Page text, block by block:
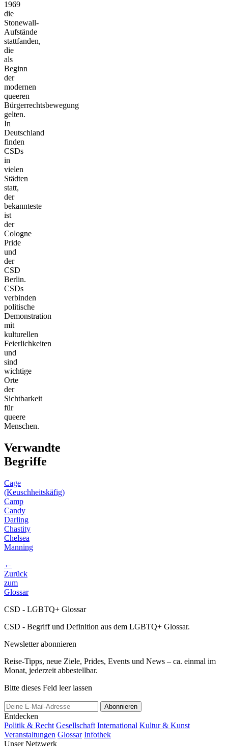
1969
die
Stonewall-
Aufstände
stattfanden,
die
als
Beginn
der
modernen
queeren
Bürgerrechtsbewegung
gelten.
In
Deutschland
finden
CSDs
in
vielen
Städten
statt,
der
bekannteste
ist
der
Cologne
Pride
und
der
CSD
Berlin.
CSDs
verbinden
politische
Demonstration
mit
kulturellen
Feierlichkeiten
und
sind
wichtige
Orte
der
Sichtbarkeit
für
queere
Menschen.
Verwandte
Begriffe
Cage
(Keuschheitskäfig)
Camp
Candy
Darling
Chastity
Chelsea
Manning
←
Zurück
zum
Glossar
CSD - LGBTQ+ Glossar
CSD - Begriff und Definition aus dem LGBTQ+ Glossar.
Newsletter abonnieren
Reise-Tipps, neue Ziele, Prides, Events und News – ca. einmal im
Monat, jederzeit abbestellbar.
Bitte dieses Feld leer lassen
Abonnieren
Entdecken
Politik & Recht Gesellschaft International Kultur & Kunst
Veranstaltungen Glossar Infothek
Unser Netzwerk